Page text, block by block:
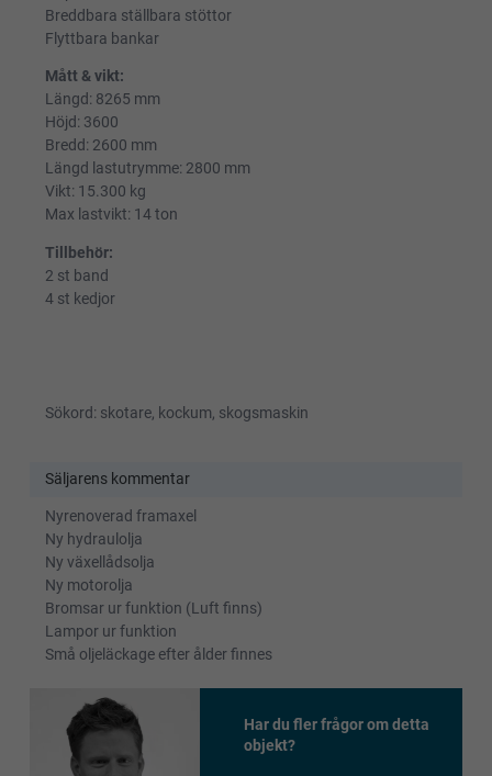
Breddbara ställbara stöttor
Flyttbara bankar
Mått & vikt:
Längd: 8265 mm
Höjd: 3600
Bredd: 2600 mm
Längd lastutrymme: 2800 mm
Vikt: 15.300 kg
Max lastvikt: 14 ton
Tillbehör:
2 st band
4 st kedjor
Sökord: skotare, kockum, skogsmaskin
Säljarens kommentar
Nyrenoverad framaxel
Ny hydraulolja
Ny växellådsolja
Ny motorolja
Bromsar ur funktion (Luft finns)
Lampor ur funktion
Små oljeläckage efter ålder finnes
Har du fler frågor om detta
objekt?